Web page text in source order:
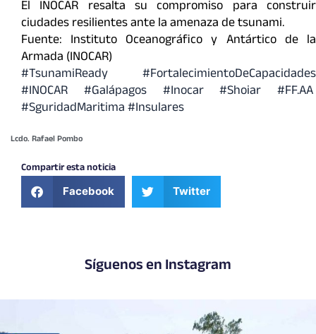
El INOCAR resalta su compromiso para construir
ciudades resilientes ante la amenaza de tsunami.
Fuente: Instituto Oceanográfico y Antártico de la
Armada (INOCAR)
#TsunamiReady
#FortalecimientoDeCapacidades
#INOCAR
#Galápagos #Inocar #Shoiar #FF.AA
#SguridadMaritima #Insulares
Lcdo. Rafael Pombo
Compartir esta noticia
Facebook Twitter
Síguenos en Instagram